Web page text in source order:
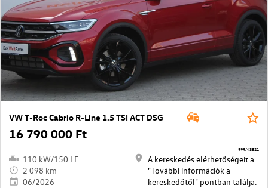
VW T-Roc Cabrio R-Line 1.5 TSI ACT DSG
16 790 000 Ft
110 kW/150 LE
2 098 km
06/2026
A kereskedés elérhetőségeit a
"További információk a
kereskedőtől" pontban találja.
999/43521